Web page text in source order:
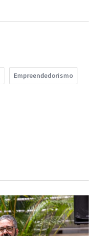
Empreendedorismo